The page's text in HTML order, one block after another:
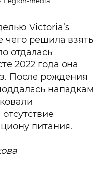
Victoria’s
чего решила взять
отдалась
2022 года она
После рождения
нападкам
отсутствие
питания.